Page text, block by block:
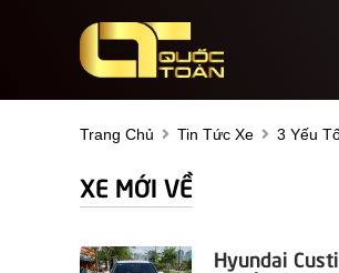
Trang Chủ Tin Tức Xe 3 Yếu
XE MỚI VỀ
Hyundai